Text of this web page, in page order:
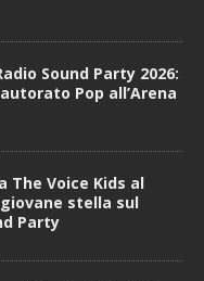
Sound Party 2026:
Pop all’Arena
The Voice Kids al
stella sul
Party